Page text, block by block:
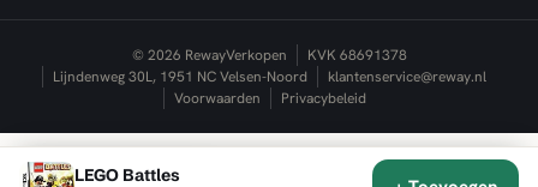
LEGO Battles
© 2026 RewayVerkopen
KVK 68691378
Lijndenweg 30L, 1951 NC Velsen-Noord
klantenservice@reway.nl
Voorwaarden
Privacybeleid
★★★★★9,4